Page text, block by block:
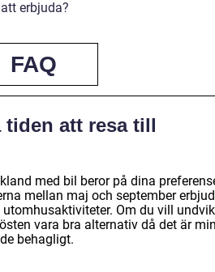
erbjuda?
FAQ
tiden att resa till
med bil beror på dina
mellan maj och september
Om du vill
vara bra alternativ då det är
behagligt.